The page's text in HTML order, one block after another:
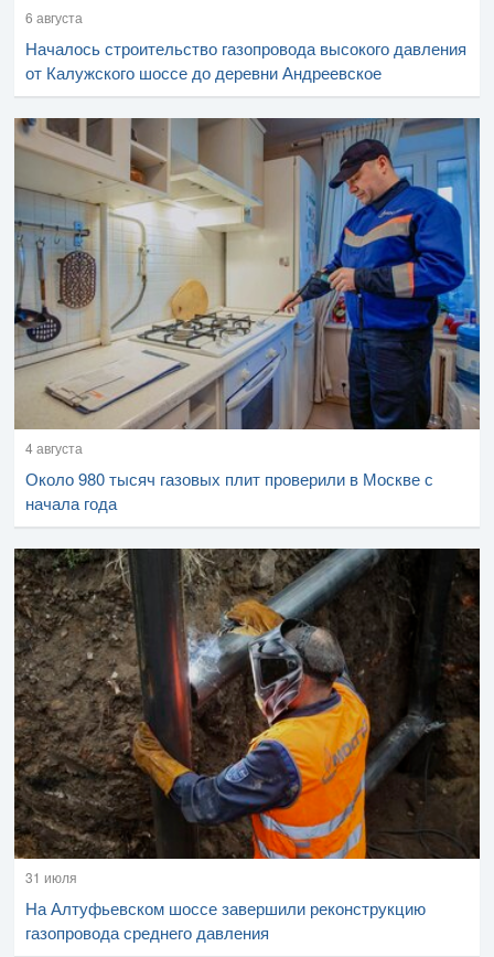
6 августа
Началось строительство газопровода высокого давления
от Калужского шоссе до деревни Андреевское
4 августа
Около 980 тысяч газовых плит проверили в Москве с
начала года
31 июля
На Алтуфьевском шоссе завершили реконструкцию
газопровода среднего давления